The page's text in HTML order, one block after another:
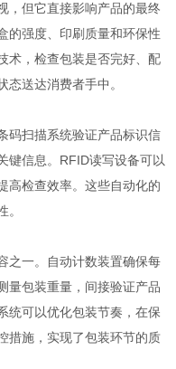
但它直接影响产品的最终
的强度、印刷质量和环保性
术，检查包装是否完好、配
送达消费者手中。
扫描系统验证产品标识信
键信息。RFID读写设备可以
高检查效率。这些自动化的
。
一。自动计数装置确保每
量包装重量，间接验证产品
统可以优化包装节奏，在保
措施，实现了包装环节的质